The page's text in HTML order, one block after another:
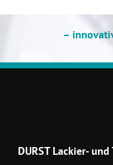
–
DURST Lackier-